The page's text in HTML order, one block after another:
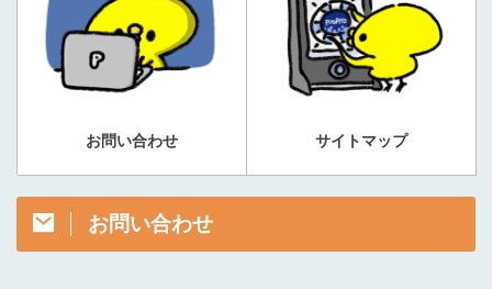
お問い合わせ サイトマップ
お問い合わせ